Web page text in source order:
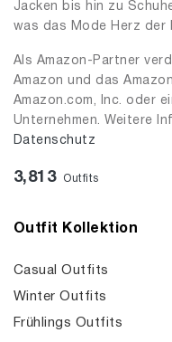
Jacken bis hin zu
was das Mode Herz der
Als Amazon-Partner
Amazon und das
Amazon.com, Inc. oder
Unternehmen. Weitere
Datenschutz
3,813 Outfits
Outfit Kollektion
Casual Outfits
Winter Outfits
Frühlings Outfits